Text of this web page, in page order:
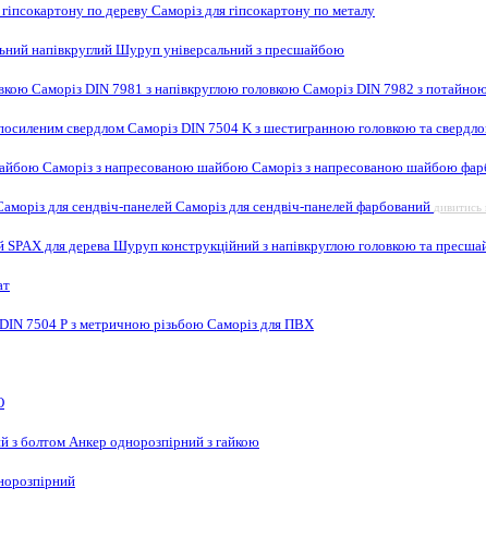
по дереву Саморіз для гіпсокартону по металу
напівкруглийШуруп універсальний з пресшайбою
Саморіз DIN 7981 з напівкруглою головкою Саморіз DIN 7982 з
свердлом Саморіз DIN 7504 K з шестигранною головкою та
Саморіз з напресованою шайбою Саморіз з напресованою шайбою
для сендвіч-панелейСаморіз для сендвіч-панелей фарбований дивитись
для дереваШуруп конструкційний з напівкруглою головкою та
7504 P з метричною різьбою Саморіз для ПВХ
з болтом Анкер однорозпірний з гайкою